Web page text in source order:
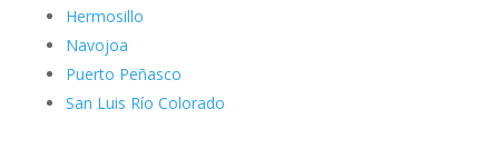
Hermosillo
Navojoa
Puerto Peñasco
San Luis Río Colorado